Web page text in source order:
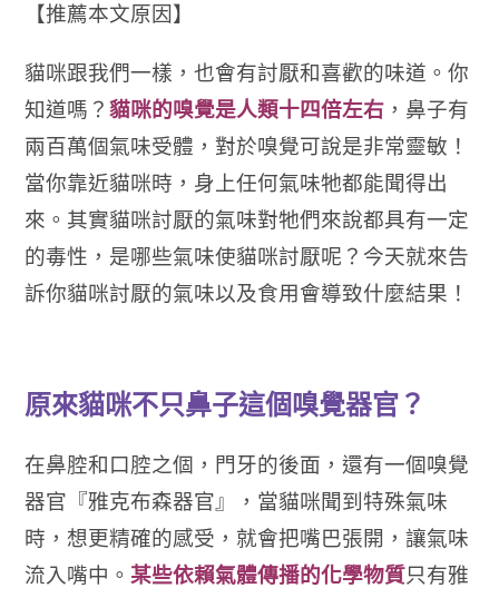
【推薦本文原因】
貓咪跟我們一樣，也會有討厭和喜歡的味道。你
知道嗎？貓咪的嗅覺是人類十四倍左右 ，鼻子有
兩百萬個氣味受體，對於嗅覺可說是非常靈敏！
當你靠近貓咪時，身上任何氣味牠都能聞得出
來。其實貓咪討厭的氣味對牠們來說都具有一定
的毒性，是哪些氣味使貓咪討厭呢？今天就來告
訴你貓咪討厭的氣味以及食用會導致什麼結果！
原來貓咪不只鼻子這個嗅覺器官？
在鼻腔和口腔之個，門牙的後面，還有一個嗅覺
器官『雅克布森器官』，當貓咪聞到特殊氣味
時，想更精確的感受，就會把嘴巴張開，讓氣味
流入嘴中。 某些依賴氣體傳播的化學物質只有雅